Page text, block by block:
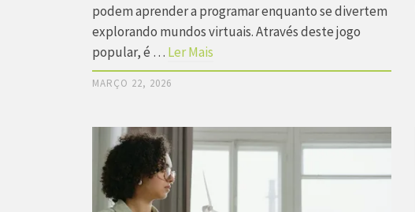
podem aprender a programar enquanto se divertem
explorando mundos virtuais. Através deste jogo
popular, é … Ler Mais
MARÇO 22, 2026